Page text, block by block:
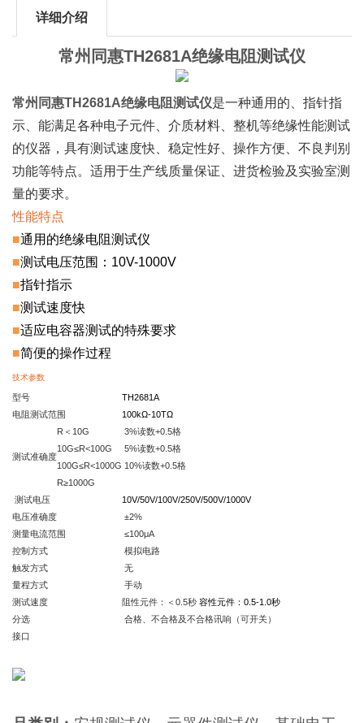
详细介绍
常州同惠TH2681A绝缘电阻测试仪
常州同惠TH2681A绝缘电阻测试仪是一种通用的、指针指
示、能满足各种电子元件、介质材料、整机等绝缘性能测试
的仪器，具有测试速度快、稳定性好、操作方便、不良判别
功能等特点。适用于生产线质量保证、进货检验及实验室测
量的要求。
性能特点
■通用的绝缘电阻测试仪
■测试电压范围：10V-1000V
■指针指示
■测试速度快
■适应电容器测试的特殊要求
■简便的操作过程
技术参数
型号
TH2681A
电阻测试范围
100kΩ-10TΩ
测试准确度
R＜10G
3%读数+0.5格
10G≤R<100G
5%读数+0.5格
100G≤R<1000G 10%读数+0.5格
R≥1000G
测试电压
10V/50V/100V/250V/500V/1000V
电压准确度
±2%
测量电流范围
≤100μA
控制方式
模拟电路
触发方式
无
量程方式
手动
测试速度
阻性元件：＜0.5秒容性元件：0.5-1.0秒
分选
合格、不合格及不合格讯响（可开关）
接口